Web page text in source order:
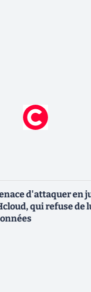
d'attaquer en
qui refuse de